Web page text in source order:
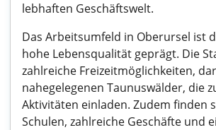
lebhaften Geschäftswelt.
Das Arbeitsumfeld in Oberursel ist
hohe Lebensqualität geprägt. Die
zahlreiche Freizeitmöglichkeiten,
nahegelegenen Taunuswälder, die
Aktivitäten einladen. Zudem finden
Schulen, zahlreiche Geschäfte und